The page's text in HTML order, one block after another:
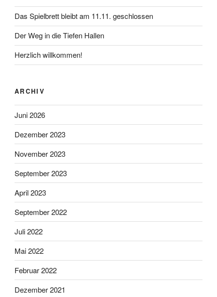
Das Spielbrett bleibt am 11.11. geschlossen
Der Weg in die Tiefen Hallen
Herzlich willkommen!
ARCHIV
Juni 2026
Dezember 2023
November 2023
September 2023
April 2023
September 2022
Juli 2022
Mai 2022
Februar 2022
Dezember 2021